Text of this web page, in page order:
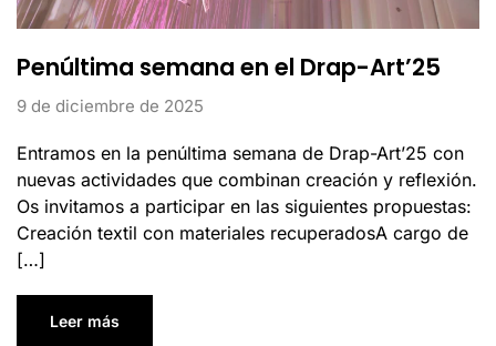
Penúltima semana en el Drap-Art’25
9 de diciembre de 2025
Entramos en la penúltima semana de Drap-Art’25 con
nuevas actividades que combinan creación y reflexión.
Os invitamos a participar en las siguientes propuestas:
Creación textil con materiales recuperadosA cargo de
[…]
Leer más